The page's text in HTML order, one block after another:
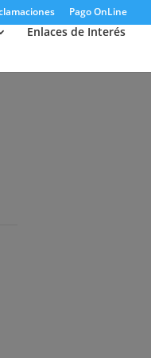
Pago OnLine
Enlaces de Interés